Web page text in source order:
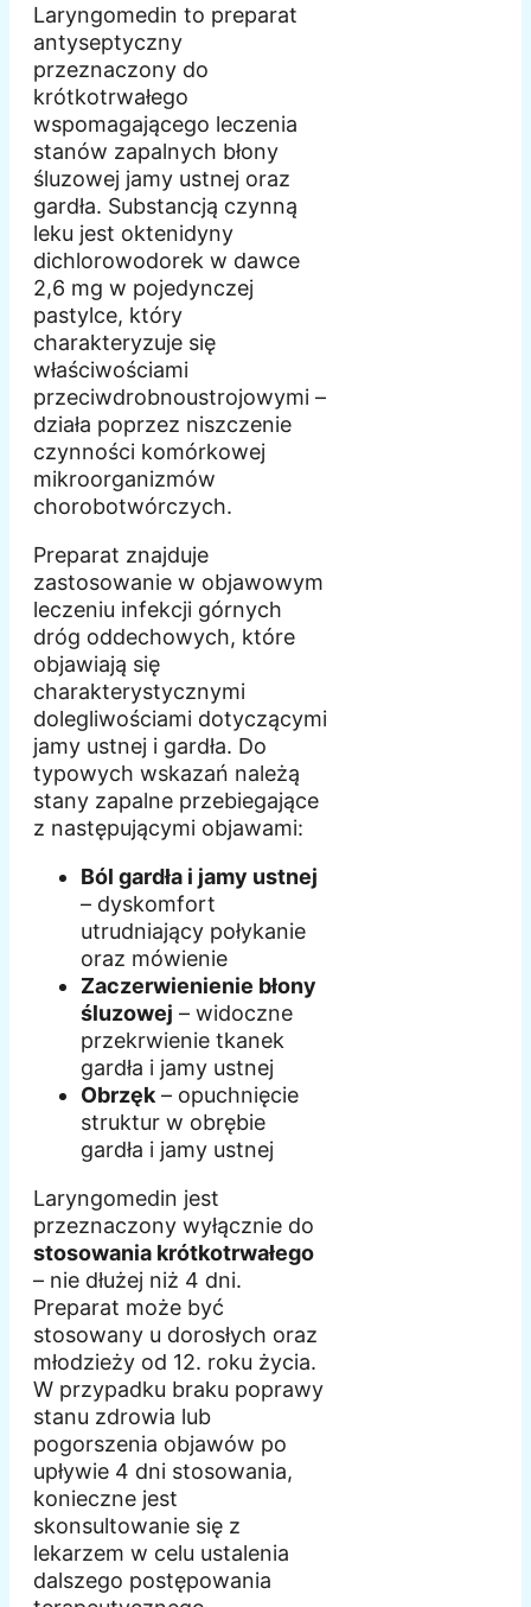
Laryngomedin to preparat
antyseptyczny
przeznaczony do
krótkotrwałego
wspomagającego leczenia
stanów zapalnych błony
śluzowej jamy ustnej oraz
gardła. Substancją czynną
leku jest oktenidyny
dichlorowodorek w dawce
2,6 mg w pojedynczej
pastylce, który
charakteryzuje się
właściwościami
przeciwdrobnoustrojowymi –
działa poprzez niszczenie
czynności komórkowej
mikroorganizmów
chorobotwórczych.
Preparat znajduje
zastosowanie w objawowym
leczeniu infekcji górnych
dróg oddechowych, które
objawiają się
charakterystycznymi
dolegliwościami dotyczącymi
jamy ustnej i gardła. Do
typowych wskazań należą
stany zapalne przebiegające
z następującymi objawami:
Ból gardła i jamy ustnej
– dyskomfort
utrudniający połykanie
oraz mówienie
Zaczerwienienie błony
śluzowej – widoczne
przekrwienie tkanek
gardła i jamy ustnej
Obrzęk – opuchnięcie
struktur w obrębie
gardła i jamy ustnej
Laryngomedin jest
przeznaczony wyłącznie do
stosowania krótkotrwałego
– nie dłużej niż 4 dni.
Preparat może być
stosowany u dorosłych oraz
młodzieży od 12. roku życia.
W przypadku braku poprawy
stanu zdrowia lub
pogorszenia objawów po
upływie 4 dni stosowania,
konieczne jest
skonsultowanie się z
lekarzem w celu ustalenia
dalszego postępowania